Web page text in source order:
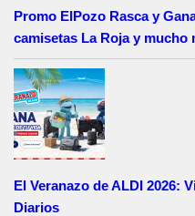
Promo ElPozo Rasca y
camisetas La Roja y mucho
El Veranazo de ALDI 2026:
Diarios